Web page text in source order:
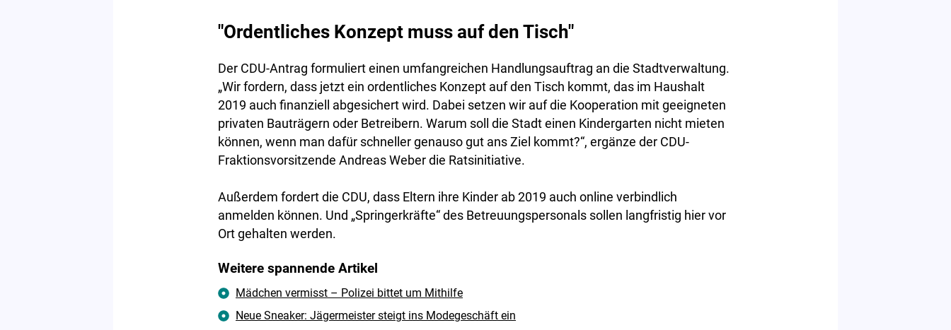
"Ordentliches Konzept muss auf den Tisch"
Der CDU-Antrag formuliert einen umfangreichen Handlungsauftrag an die Stadtverwaltung.
„Wir fordern, dass jetzt ein ordentliches Konzept auf den Tisch kommt, das im Haushalt
2019 auch finanziell abgesichert wird. Dabei setzen wir auf die Kooperation mit geeigneten
privaten Bauträgern oder Betreibern. Warum soll die Stadt einen Kindergarten nicht mieten
können, wenn man dafür schneller genauso gut ans Ziel kommt?“, ergänze der CDU-
Fraktionsvorsitzende Andreas Weber die Ratsinitiative.
Außerdem fordert die CDU, dass Eltern ihre Kinder ab 2019 auch online verbindlich
anmelden können. Und „Springerkräfte“ des Betreuungspersonals sollen langfristig hier vor
Ort gehalten werden.
Weitere spannende Artikel
Mädchen vermisst – Polizei bittet um Mithilfe
Neue Sneaker: Jägermeister steigt ins Modegeschäft ein